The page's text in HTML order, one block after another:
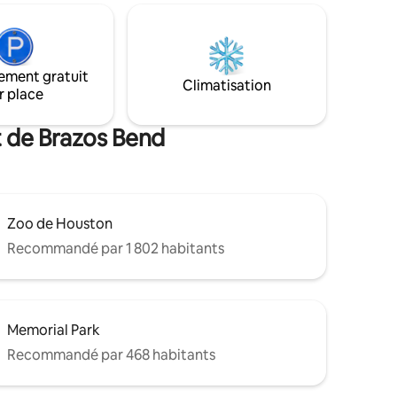
de
un
un
couvert
familles, les voyageurs d'affaires et les
séjours confortables. Sentez-vous
comme chez vous dès votre arrivée.
gratuit
place
Climatisation
Brazos Bend
Zoo de Houston
Recommandé par 1 802 habitants
Memorial Park
Recommandé par 468 habitants